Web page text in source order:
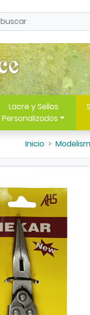
Lacre y Sellos
Personalizados
Inicio